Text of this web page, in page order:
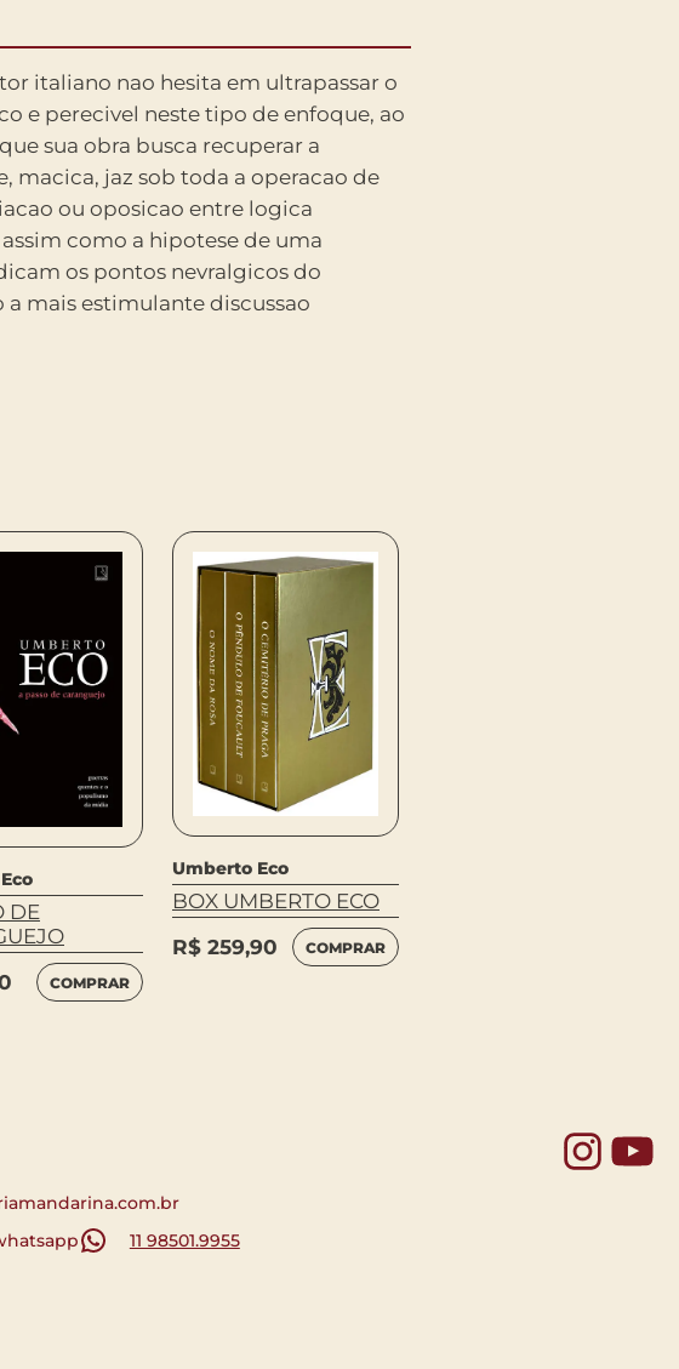
mais estimulante discussao
DE
COMPRAR
Umberto Eco
BOX UMBERTO ECO
R$ 259,90 COMPRAR
11 98501.9955